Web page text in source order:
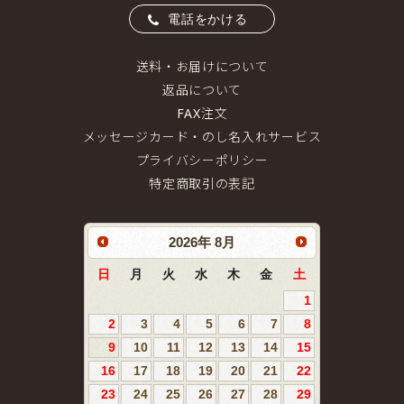
電話をかける
送料・お届けについて
返品について
FAX注文
メッセージカード・のし名入れサービス
プライバシーポリシー
特定商取引の表記
2026年 8月
日 月 火 水 木 金
土
1
2
3 4 5 6 7
8
9
10 11 12 13 14
15
16
17 18 19 20 21
22
23
24 25 26 27 28 29